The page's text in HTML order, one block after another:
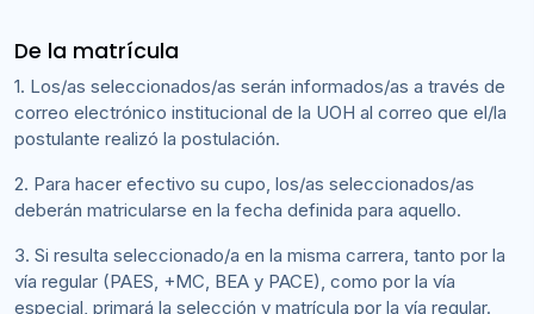
De la matrícula
1. Los/as seleccionados/as serán informados/as a través de
correo electrónico institucional de la UOH al correo que el/la
postulante realizó la postulación.
2. Para hacer efectivo su cupo, los/as seleccionados/as
deberán matricularse en la fecha definida para aquello.
3. Si resulta seleccionado/a en la misma carrera, tanto por la
vía regular (PAES, +MC, BEA y PACE), como por la vía
especial, primará la selección y matrícula por la vía regular.